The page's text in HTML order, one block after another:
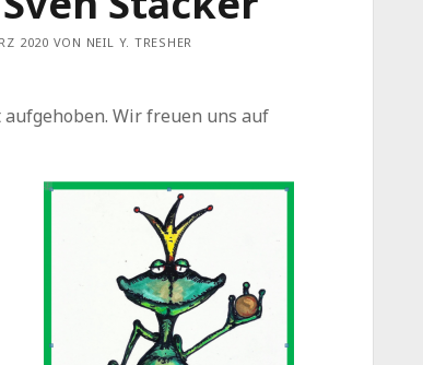
2020 VON NEIL Y. TRESHER
Wir freuen uns auf